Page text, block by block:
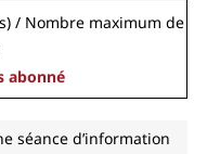
/ Nombre maximum de
abonné
séance d’information